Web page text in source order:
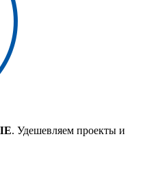
. Удешевляем проекты и